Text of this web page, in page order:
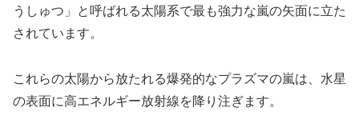
うしゅつ」と呼ばれる太陽系で最も強力な嵐の矢面に立た
されています。
これらの太陽から放たれる爆発的なプラズマの嵐は、水星
の表面に高エネルギー放射線を降り注ぎます。